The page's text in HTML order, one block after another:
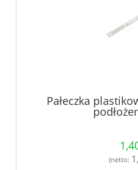
Pałeczka
(netto: